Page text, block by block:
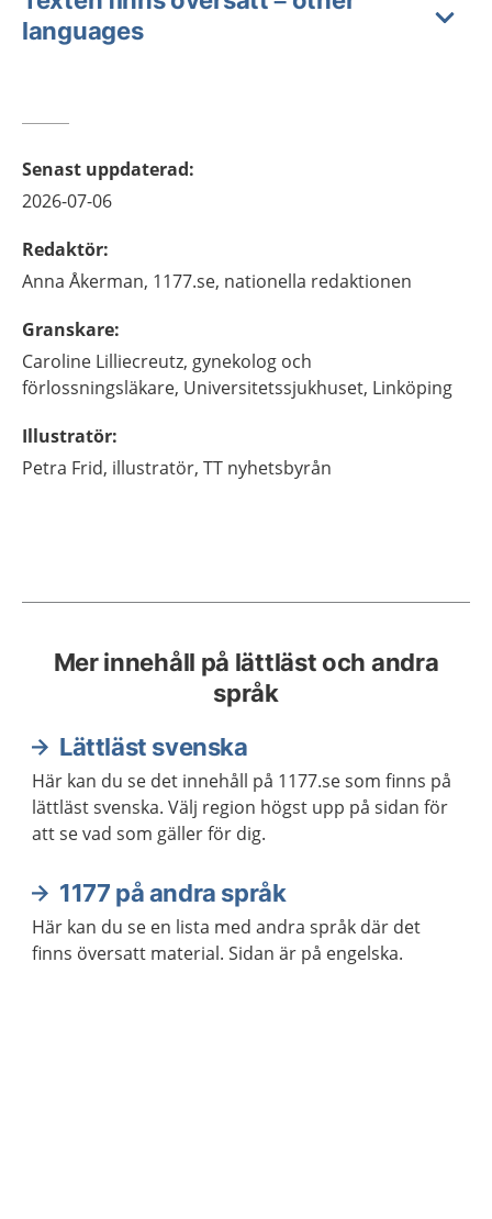
languages
Senast uppdaterad:
2026-07-06
Redaktör:
Anna Åkerman, 1177.se, nationella redaktionen
Granskare:
Caroline Lilliecreutz, gynekolog och
förlossningsläkare, Universitetssjukhuset, Linköping
Illustratör:
Petra Frid, illustratör, TT nyhetsbyrån
Mer innehåll på lättläst och andra
språk
Lättläst svenska
Här kan du se det innehåll på 1177.se som finns på
lättläst svenska. Välj region högst upp på sidan för
att se vad som gäller för dig.
1177 på andra språk
Här kan du se en lista med andra språk där det
finns översatt material. Sidan är på engelska.